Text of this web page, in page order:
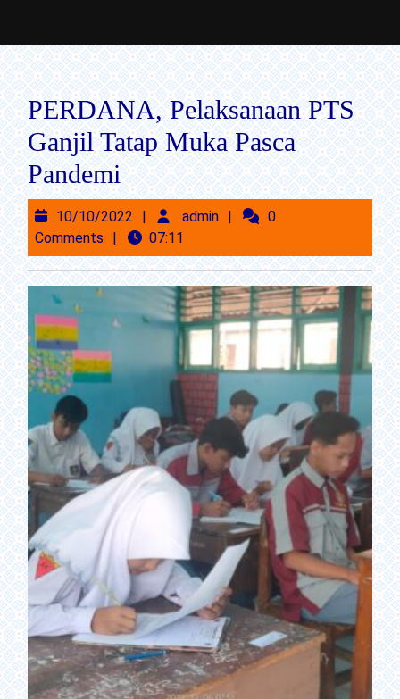
Skip
to
content
Skip
to
Content
PERDANA, Pelaksanaan PTS
Ganjil Tatap Muka Pasca
Pandemi
10/10/2022 10/10/2022
admin admin
0
Comments
07:11